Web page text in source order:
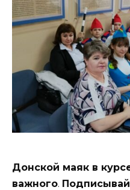
Донской маяк в
важного.